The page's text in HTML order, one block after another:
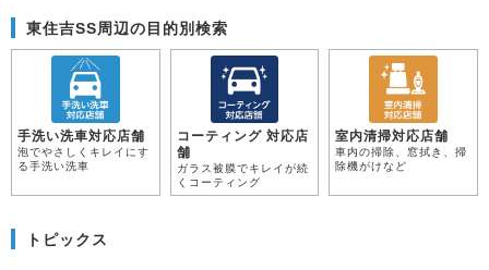
東住吉SS周辺の目的別検索
手洗い洗車対応店舗
泡でやさしくキレイにす
る手洗い洗車
コーティング 対応店
舗
ガラス被膜でキレイが続
くコーティング
室内清掃対応店舗
車内の掃除、窓拭き、掃
除機がけなど
トピックス